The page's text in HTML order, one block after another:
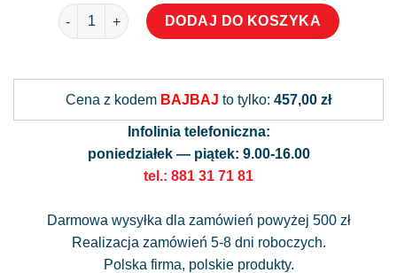
ilość Bajkowy Lasek z Wróżkami - fototapeta dla dzieci
DODAJ DO KOSZYKA
Cena z kodem BAJBAJ to tylko: 457,00 zł
Infolinia telefoniczna:
poniedziałek — piątek: 9.00-16.00
tel.: 881 31 71 81
Darmowa wysyłka dla zamówień powyżej 500 zł
Realizacja zamówień 5-8 dni roboczych.
Polska firma, polskie produkty.